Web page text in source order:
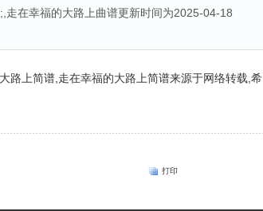
走在幸福的大路上曲谱更新时间为2025-04-18
路上简谱,走在幸福的大路上简谱来源于网络转载,希
打印